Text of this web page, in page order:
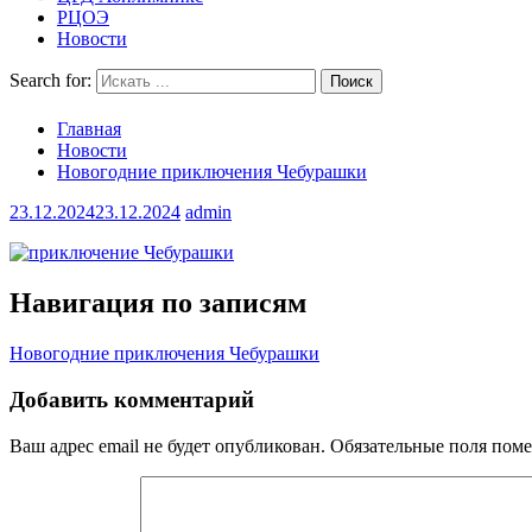
РЦОЭ
Новости
Search for:
Главная
Новости
Новогодние приключения Чебурашки
23.12.202423.12.2024 admin
Навигация по записям
Новогодние приключения Чебурашки
Добавить комментарий
Ваш адрес email не будет опубликован. Обязательные поля